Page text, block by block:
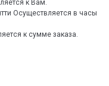
к Вам.
Осуществляется в часы
к сумме заказа.